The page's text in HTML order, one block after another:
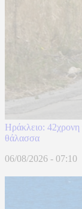
Ηράκλειο: 42χρονη
θάλασσα
06/08/2026 - 07:10